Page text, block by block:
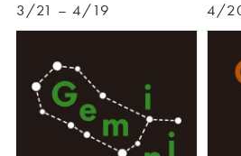
3/21 – 4/19 4/